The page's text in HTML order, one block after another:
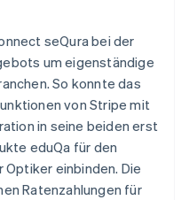
seQura bei der
um eigenständige
So konnte das
von Stripe mit
in seine beiden erst
eduQa für den
einbinden. Die
Ratenzahlungen für